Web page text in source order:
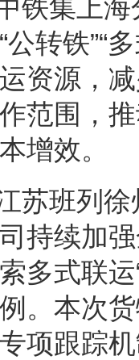
铁集上
公转铁”“
资源，
范围，
增效。
苏班列徐
持续加
多式联
。本次
项跟踪